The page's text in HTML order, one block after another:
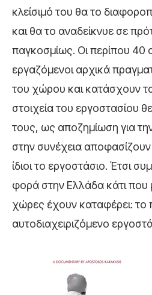
κλείσιμό του θα το
και θα το αναδείκνυε σε
παγκοσμίως. Οι περίπου 40
εργαζόμενοι αρχικά
του χώρου και κατάσχουν
στοιχεία του εργοστασίου
τους, ως αποζημίωση για
στην συνέχεια
ίδιοι το εργοστάσιο. Έτσι
φορά στην Ελλάδα κάτι που
χώρες έχουν καταφέρει: το
αυτοδιαχειριζόμενο